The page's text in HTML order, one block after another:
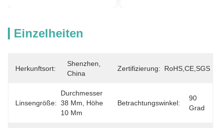
Einzelheiten
Herkunftsort:
Shenzhen,
China
Zertifizierung: RoHS,CE,SGS
Linsengröße:
Durchmesser
38 Mm, Höhe
10 Mm
Betrachtungswinkel:
90
Grad